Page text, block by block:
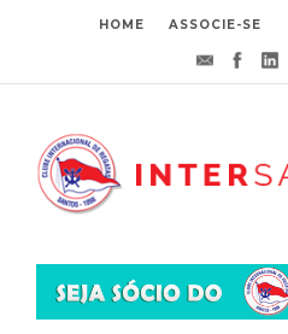
HOME ASSOCIE-SE